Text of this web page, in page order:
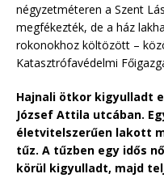
négyzetméteren a Szent
megfékezték, de a ház
rokonokhoz költözött –
Katasztrófavédelmi
Hajnali ötkor kigyulladt
József Attila utcában.
életvitelszerűen lakott
tűz. A tűzben egy idős
körül kigyulladt, majd